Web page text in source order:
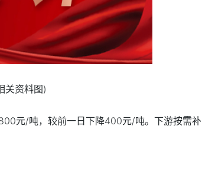
关资料图)
元/吨，较前一日下降400元/吨。下游按需补